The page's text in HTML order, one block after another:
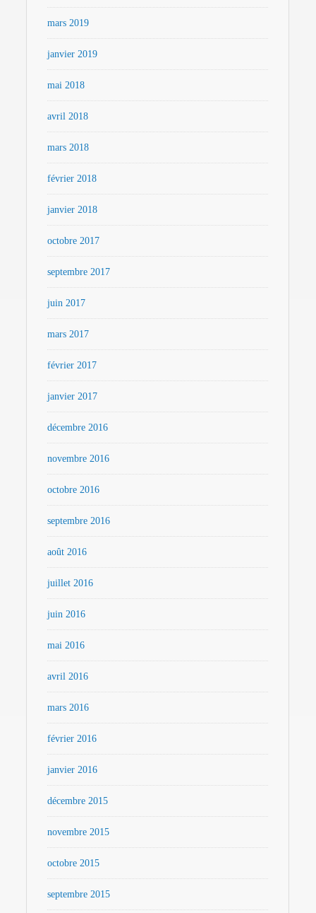
mars 2019
janvier 2019
mai 2018
avril 2018
mars 2018
février 2018
janvier 2018
octobre 2017
septembre 2017
juin 2017
mars 2017
février 2017
janvier 2017
décembre 2016
novembre 2016
octobre 2016
septembre 2016
août 2016
juillet 2016
juin 2016
mai 2016
avril 2016
mars 2016
février 2016
janvier 2016
décembre 2015
novembre 2015
octobre 2015
septembre 2015